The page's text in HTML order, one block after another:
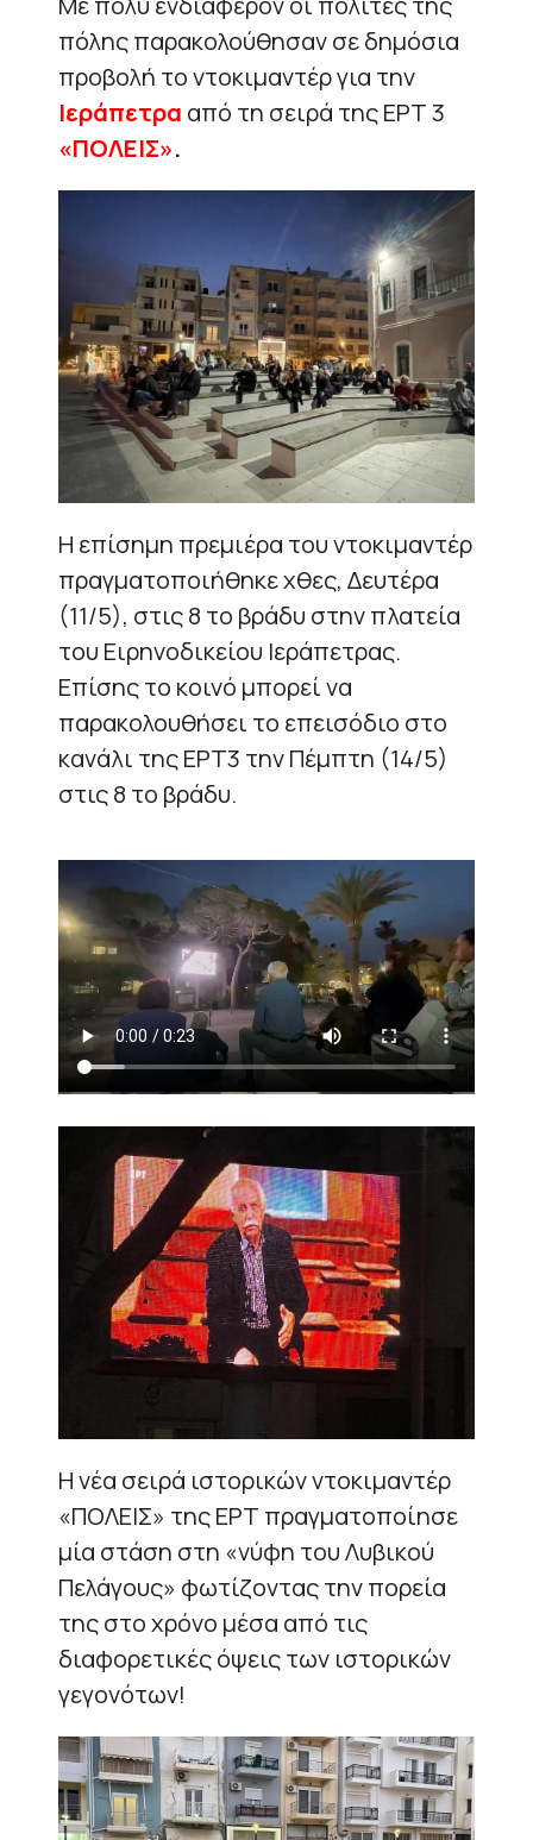
πόλης παρακολούθησαν σε δημόσια
προβολή το ντοκιμαντέρ για την
Ιεράπετρα από τη σειρά της ΕΡΤ 3
«ΠΟΛΕΙΣ».
Η επίσημη πρεμιέρα του ντοκιμαντέρ
πραγματοποιήθηκε χθες, Δευτέρα
(11/5), στις 8 το βράδυ στην πλατεία
του Ειρηνοδικείου Ιεράπετρας.
Επίσης το κοινό μπορεί να
παρακολουθήσει το επεισόδιο στο
κανάλι της ΕΡΤ3 την Πέμπτη (14/5)
στις 8 το βράδυ.
Η νέα σειρά ιστορικών ντοκιμαντέρ
«ΠΟΛΕΙΣ» της ΕΡΤ πραγματοποίησε
μία στάση στη «νύφη του Λυβικού
Πελάγους» φωτίζοντας την πορεία
της στο χρόνο μέσα από τις
διαφορετικές όψεις των ιστορικών
γεγονότων!